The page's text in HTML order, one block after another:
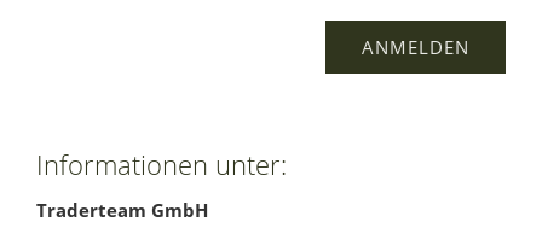
Informationen unter:
Traderteam GmbH